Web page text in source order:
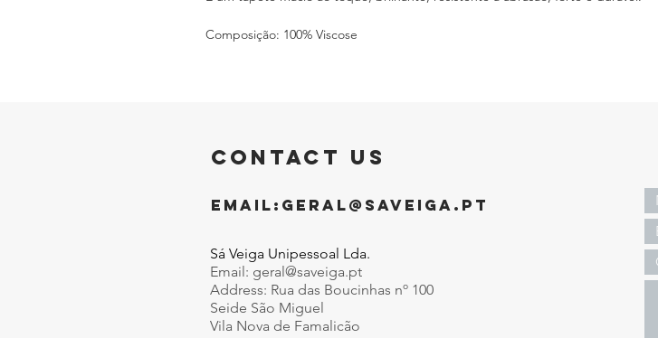
Composição: 100% Viscose
CONTACT US
EMAIL: GERAL@SAVEIGA.PT
Sá Veiga Unipessoal Lda.
Email: geral@saveiga.pt
Address: Rua das Boucinhas nº 100
Seide São Miguel
Vila Nova de Famalicão